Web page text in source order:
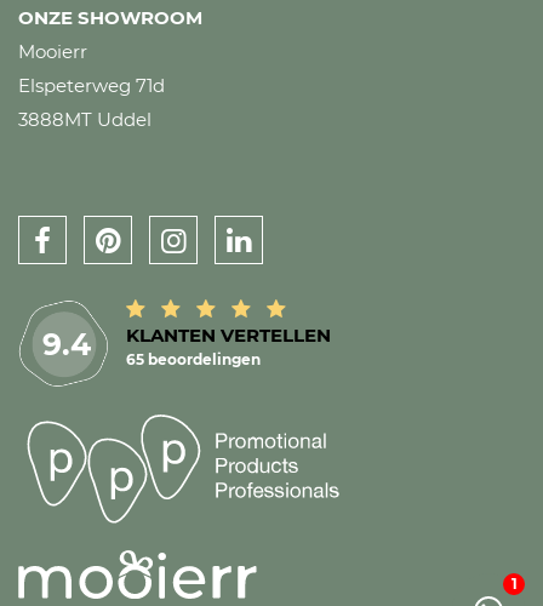
ONZE SHOWROOM
Mooierr
Elspeterweg 71d
3888MT Uddel
9.4 KLANTEN VERTELLEN
65 beoordelingen